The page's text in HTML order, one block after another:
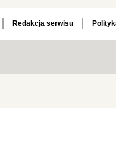
Redakcja serwisu